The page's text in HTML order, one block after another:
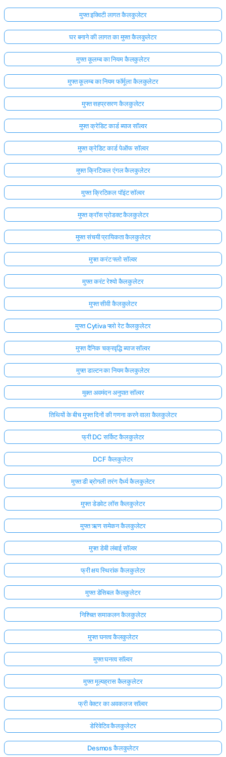
मुफ्त इक्विटी लागत कैलकुलेटर
घर बनाने की लागत का मुफ्त कैलकुलेटर
मुफ्त कूलम्ब का नियम कैलकुलेटर
मुफ्त कूलम्ब का नियम फॉर्मूला कैलकुलेटर
मुफ्त सहप्रसरण कैलकुलेटर
मुफ्त क्रेडिट कार्ड ब्याज सॉल्वर
मुफ्त क्रेडिट कार्ड पेऑफ सॉल्वर
मुफ्त क्रिटिकल एंगल कैलकुलेटर
मुफ्त क्रिटिकल पॉइंट सॉल्वर
मुफ्त क्रॉस प्रोडक्ट कैलकुलेटर
मुफ्त संचयी प्रायिकता कैलकुलेटर
मुफ्त करंट फ्लो सॉल्वर
मुफ्त करंट रेश्यो कैलकुलेटर
मुफ्त सीवी कैलकुलेटर
मुफ्त Cytiva फ्लो रेट कैलकुलेटर
मुफ्त दैनिक चक्रवृद्धि ब्याज सॉल्वर
मुफ्त डाल्टन का नियम कैलकुलेटर
मुक्त अवमंदन अनुपात सॉल्वर
तिथियों के बीच मुफ्त दिनों की गणना करने वाला कैलकुलेटर
फ्री DC सर्किट कैलकुलेटर
DCF कैलकुलेटर
मुफ्त डी ब्रोगली तरंग दैर्ध्य कैलकुलेटर
मुफ्त डेडवेट लॉस कैलकुलेटर
मुफ्त ऋण समेकन कैलकुलेटर
मुफ्त डेबी लंबाई सॉल्वर
फ्री क्षय स्थिरांक कैलकुलेटर
मुफ्त डेसिबल कैलकुलेटर
निश्चित समाकलन कैलकुलेटर
मुफ्त घनत्व कैलकुलेटर
मुफ्त घनत्व सॉल्वर
मुफ्त मूल्यह्रास कैलकुलेटर
फ्री वेक्टर का अवकलज सॉल्वर
डेरिवेटिव कैलकुलेटर
Desmos कैलकुलेटर